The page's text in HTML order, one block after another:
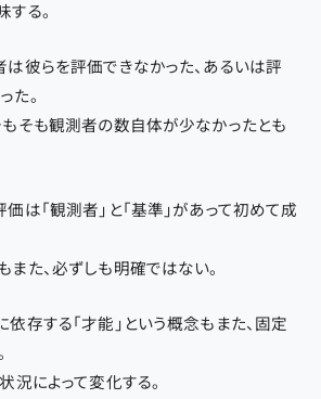
する。
は彼らを評価できなかった、あるいは評
た。
もそも観測者の数自体が少なかったとも
は「観測者」と「基準」があって初めて成
また、必ずしも明確ではない。
存する「才能」という概念もまた、固定
況によって変化する。